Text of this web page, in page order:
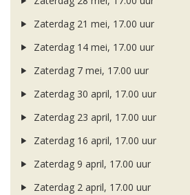
Zaterdag 21 mei, 17.00 uur
Zaterdag 14 mei, 17.00 uur
Zaterdag 7 mei, 17.00 uur
Zaterdag 30 april, 17.00 uur
Zaterdag 23 april, 17.00 uur
Zaterdag 16 april, 17.00 uur
Zaterdag 9 april, 17.00 uur
Zaterdag 2 april, 17.00 uur